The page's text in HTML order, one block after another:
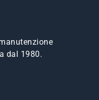
dal 1980.